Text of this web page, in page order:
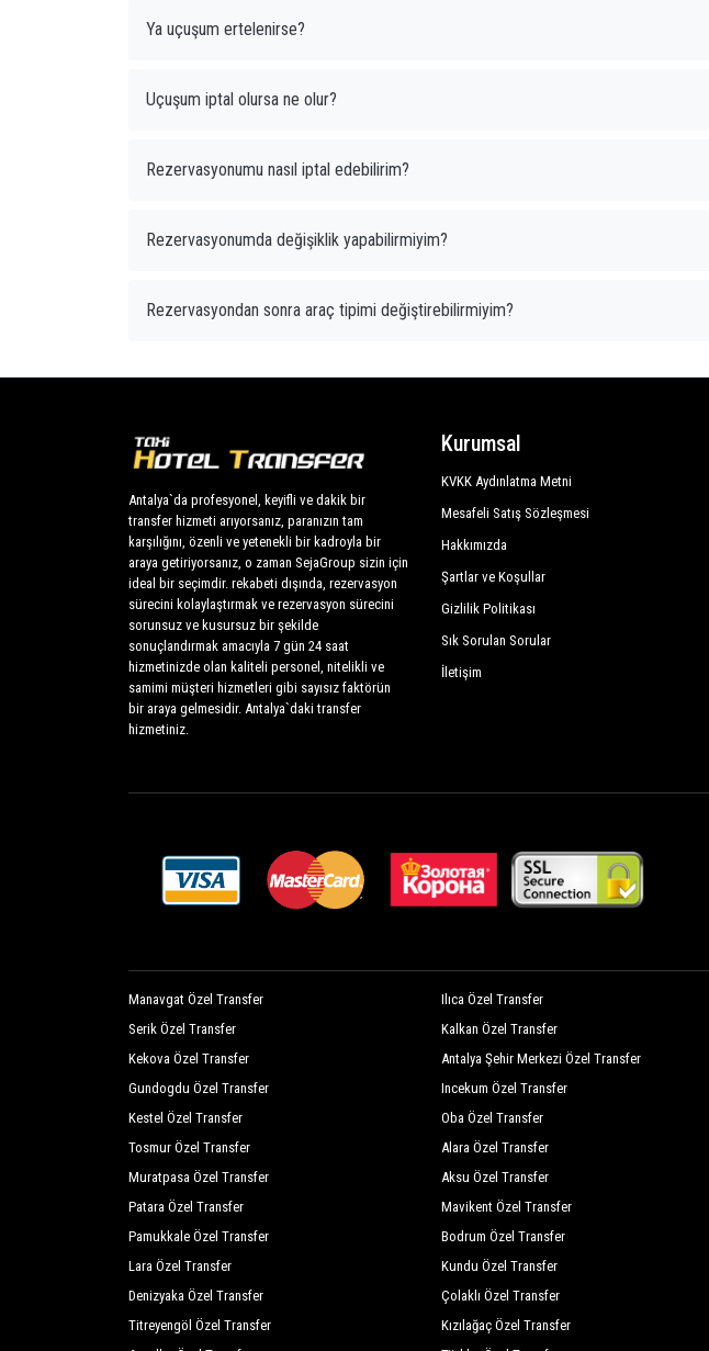
Ya uçuşum ertelenirse?
Uçuşum iptal olursa ne olur?
Rezervasyonumu nasıl iptal edebilirim?
Rezervasyonumda değişiklik yapabilirmiyim?
Rezervasyondan sonra araç tipimi değiştirebilirmiyim?
Antalya`da profesyonel, keyifli ve dakik bir
transfer hizmeti arıyorsanız, paranızın tam
karşılığını, özenli ve yetenekli bir kadroyla bir
araya getiriyorsanız, o zaman SejaGroup sizin için
ideal bir seçimdir. rekabeti dışında, rezervasyon
sürecini kolaylaştırmak ve rezervasyon sürecini
sorunsuz ve kusursuz bir şekilde
sonuçlandırmak amacıyla 7 gün 24 saat
hizmetinizde olan kaliteli personel, nitelikli ve
samimi müşteri hizmetleri gibi sayısız faktörün
bir araya gelmesidir. Antalya`daki transfer
hizmetiniz.
Kurumsal
KVKK Aydınlatma Metni
Mesafeli Satış Sözleşmesi
Hakkımızda
Şartlar ve Koşullar
Gizlilik Politikası
Sık Sorulan Sorular
İletişim
Manavgat Özel Transfer Ilıca Özel Transfer
Serik Özel Transfer
Kalkan Özel Transfer
Kekova Özel Transfer
Antalya Şehir Merkezi Özel Transfer
Gundogdu Özel Transfer
Incekum Özel Transfer
Kestel Özel Transfer
Oba Özel Transfer
Tosmur Özel Transfer
Alara Özel Transfer
Muratpasa Özel Transfer
Aksu Özel Transfer
Patara Özel Transfer
Mavikent Özel Transfer
Pamukkale Özel Transfer
Bodrum Özel Transfer
Lara Özel Transfer
Kundu Özel Transfer
Denizyaka Özel Transfer
Çolaklı Özel Transfer
Titreyengöl Özel Transfer
Kızılağaç Özel Transfer